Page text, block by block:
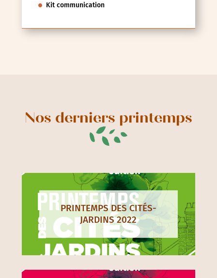
Kit communication
Nos derniers printemps
PRINTEMPS DES CITÉS-
JARDINS 2022